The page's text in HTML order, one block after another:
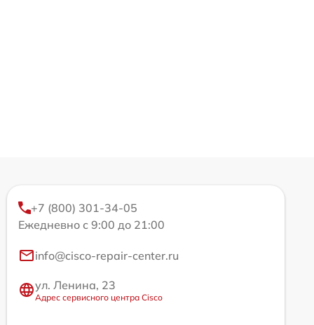
+7 (800) 301-34-05
Ежедневно с 9:00 до 21:00
info@cisco-repair-center.ru
ул. Ленина, 23
Адрес сервисного центра Cisco